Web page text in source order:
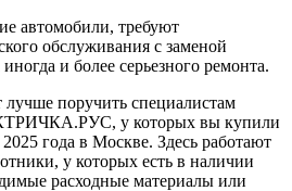
автомобили, требуют
обслуживания с заменой
и более серьезного ремонта.
поручить специалистам
у которых вы купили
года в Москве. Здесь работают
у которых есть в наличии
расходные материалы или